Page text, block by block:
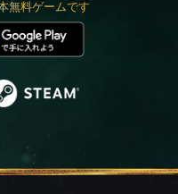
無料ゲームです